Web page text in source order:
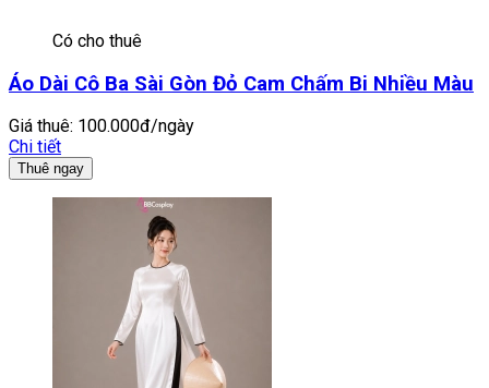
Có cho thuê
Áo Dài Cô Ba Sài Gòn Đỏ Cam Chấm Bi Nhiều Màu
Giá thuê: 100.000đ/ngày
Chi tiết
Thuê ngay